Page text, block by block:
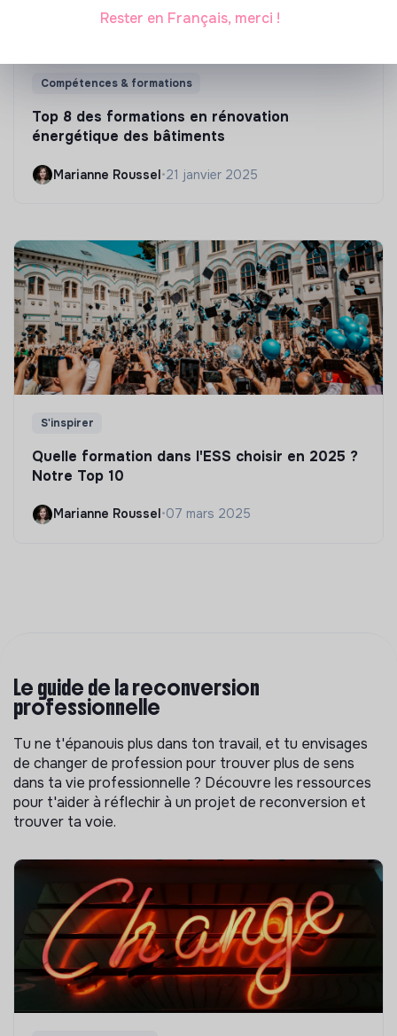
Compétences & formations
Top 8 des formations en rénovation
énergétique des bâtiments
Marianne Roussel•21 janvier 2025
S'inspirer
Quelle formation dans l'ESS choisir en 2025 ?
Notre Top 10
Marianne Roussel •07 mars 2025
Le guide de la reconversion
professionnelle
Tu ne t'épanouis plus dans ton travail, et tu envisages
de changer de profession pour trouver plus de sens
dans ta vie professionnelle ? Découvre les ressources
pour t'aider à réflechir à un projet de reconversion et
trouver ta voie.
Rester en Français, merci !